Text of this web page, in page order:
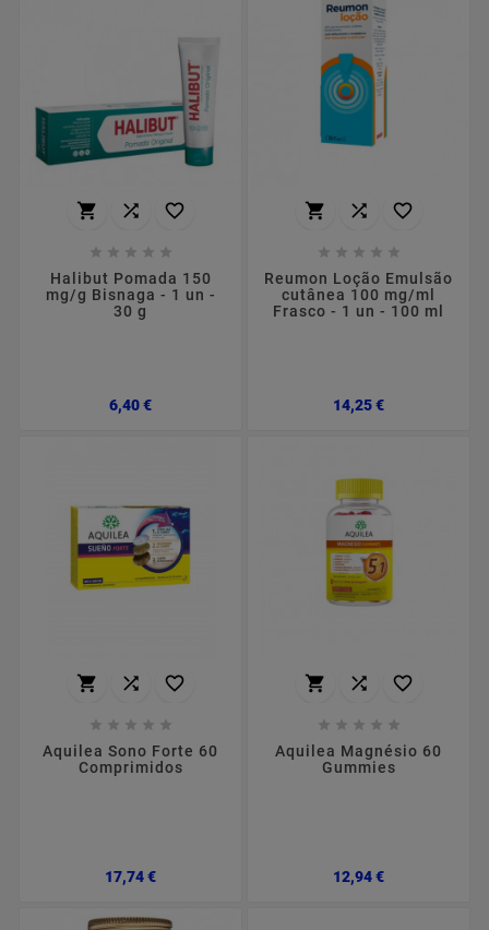
  
    
Halibut Pomada 150
mg/g Bisnaga - 1 un -
30 g
6,40 €Preço
  
    
Reumon Loção Emulsão
cutânea 100 mg/ml
Frasco - 1 un - 100 ml
14,25 €Preço
  
    
Aquilea Sono Forte 60
Comprimidos
17,74 €Preço
  
    
Aquilea Magnésio 60
Gummies
12,94 €Preço